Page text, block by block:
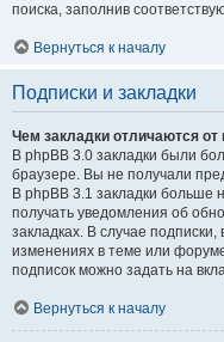
поиска, заполнив
Вернуться к началу
Подписки и закладки
Чем закладки отличаются от
В phpBB 3.0 закладки были
браузере. Вы не получали
В phpBB 3.1 закладки
получать уведомления об
закладках. В случае
изменениях в теме или
подписок можно задать на
Вернуться к началу